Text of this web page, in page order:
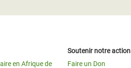
en Afrique de
Soutenir notre action
Faire un Don